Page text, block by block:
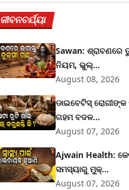
ଜୀବନଚର୍ଯ୍ୟା
Sawan: ଶ୍ରାବଣରେ
ନିୟମ, ଭୁଲ୍...
August 08, 2026
ଡାଇବେଟିସ୍
ଗହମ ବଦଳ...
August 07, 2026
Ajwain Health:
ସମସ୍ୟାରୁ ମୁକ୍...
August 07, 2026